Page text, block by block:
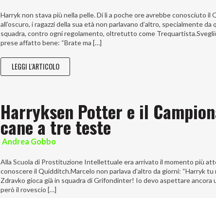
Harryk non stava più nella pelle. Di lì a poche ore avrebbe conosciuto
all’oscuro, i ragazzi della sua età non parlavano d’altro, specialmente
squadra, contro ogni regolamento, oltretutto come
prese affatto bene: “Brate ma […]
LEGGI L'ARTICOLO
Harryksen Potter e il
cane a tre teste
Andrea Gobbo
Alla Scuola di Prostituzione Intellettuale era arrivato il momento più
conoscere il Quidditch.Marcelo non parlava d’altro da giorni: “Harryk
Zdravko gioca già in squadra di Grifondinter! Io devo aspettare ancora
però il rovescio […]